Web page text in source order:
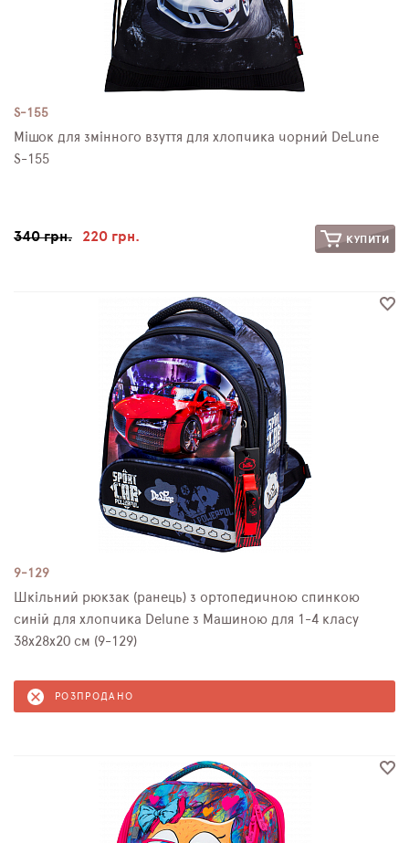
S-155
Мішок для змінного взуття для хлопчика чорний DeLune
S-155
340 грн. 220 грн. КУПИТИ
9-129
Шкільний рюкзак (ранець) з ортопедичною спинкою
синій для хлопчика Delune з Машиною для 1-4 класу
38х28х20 см (9-129)
РОЗПРОДАНО